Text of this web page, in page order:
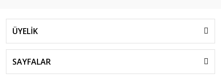
ÜYELİK
SAYFALAR